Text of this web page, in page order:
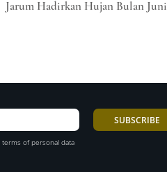
Jarum Hadirkan Hujan Bulan Juni
of personal data